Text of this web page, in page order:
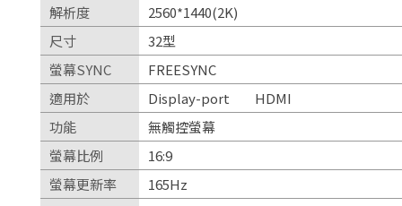
解析度
2560*1440(2K)
尺寸
32型
螢幕SYNC
FREESYNC
適用於
Display-port
HDMI
功能
無觸控螢幕
螢幕比例
16:9
螢幕更新率
165Hz